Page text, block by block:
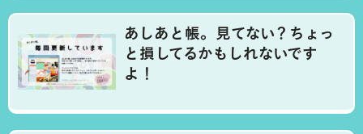
あしあと帳。見てない？ちょっ
と損してるかもしれないです
よ！